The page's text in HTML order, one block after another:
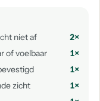
niet af
2×
of voelbaar
1×
1×
zicht
1×